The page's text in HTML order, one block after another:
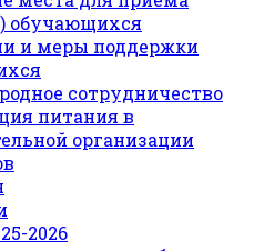
обучающихся
и меры поддержки
сотрудничество
питания в
организации
2026